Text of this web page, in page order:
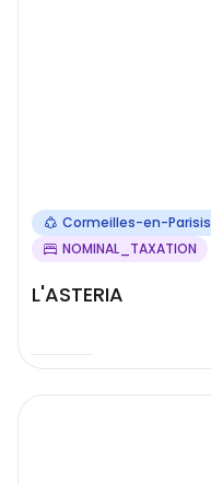
Cormeilles-en-Parisis
NOMINAL_TAXATION
L'ASTERIA